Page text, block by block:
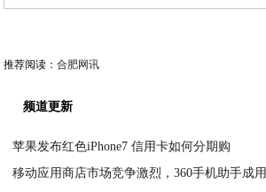
推荐阅读：合肥网讯
频道更新
苹果发布红色iPhone7 信用卡如何分期购
移动应用商店市场竞争激烈，360手机助手成用